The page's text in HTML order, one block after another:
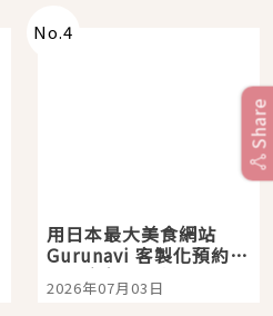
No.4
用日本最大美食網站
Gurunavi 客製化預約九
大都市餐廳，打造專屬
美食體驗！
2026年07月03日
Share